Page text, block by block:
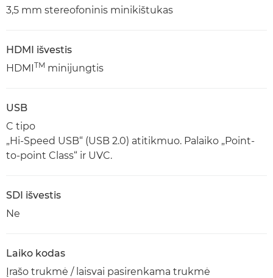
3,5 mm stereofoninis minikištukas
HDMI išvestis
HDMITM minijungtis
USB
C tipo
„Hi-Speed USB“ (USB 2.0) atitikmuo. Palaiko „Point-
to-point Class“ ir UVC.
SDI išvestis
Ne
Laiko kodas
Įrašo trukmė / laisvai pasirenkama trukmė